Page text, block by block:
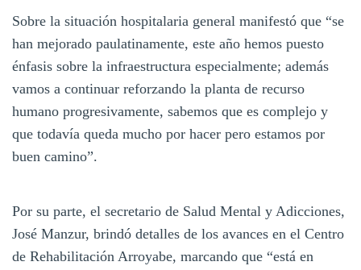
Sobre la situación hospitalaria general manifestó que “se
han mejorado paulatinamente, este año hemos puesto
énfasis sobre la infraestructura especialmente; además
vamos a continuar reforzando la planta de recurso
humano progresivamente, sabemos que es complejo y
que todavía queda mucho por hacer pero estamos por
buen camino”.
Por su parte, el secretario de Salud Mental y Adicciones,
José Manzur, brindó detalles de los avances en el Centro
de Rehabilitación Arroyabe, marcando que “está en